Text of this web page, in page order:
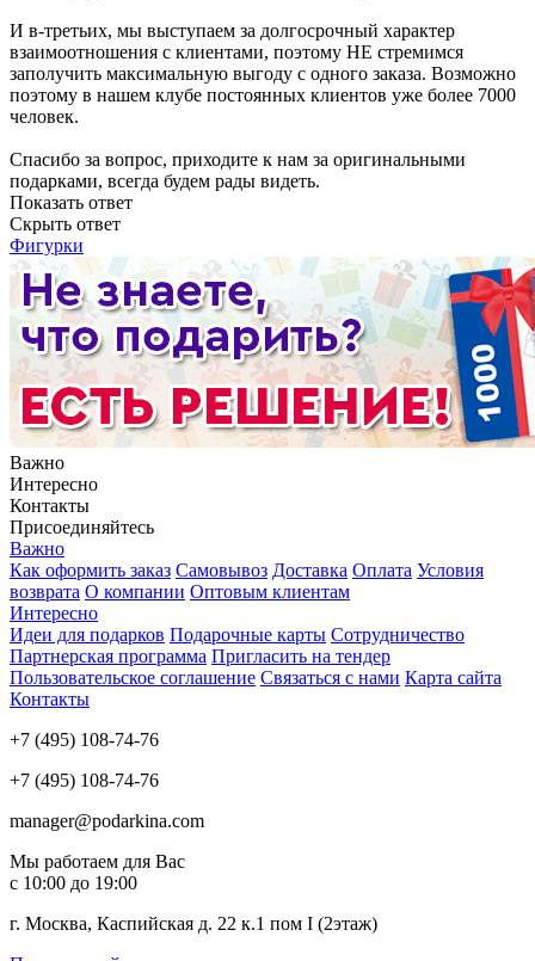
И в-третьих, мы выступаем за долгосрочный характер
взаимоотношения с клиентами, поэтому НЕ стремимся
заполучить максимальную выгоду с одного заказа. Возможно
поэтому в нашем клубе постоянных клиентов уже более 7000
человек.
Спасибо за вопрос, приходите к нам за оригинальными
подарками, всегда будем рады видеть.
Показать ответ
Скрыть ответ
Фигурки
Важно
Интересно
Контакты
Присоединяйтесь
Важно
Как оформить заказ Самовывоз Доставка Оплата Условия
возврата О компании Оптовым клиентам
Интересно
Идеи для подарков Подарочные карты Сотрудничество
Партнерская программа Пригласить на тендер
Пользовательское соглашение Связаться с нами Карта сайта
Контакты
+7 (495) 108-74-76
+7 (495) 108-74-76
manager@podarkina.com
Мы работаем для Вас
с 10:00 до 19:00
г. Москва, Каспийская д. 22 к.1 пом I (2этаж)